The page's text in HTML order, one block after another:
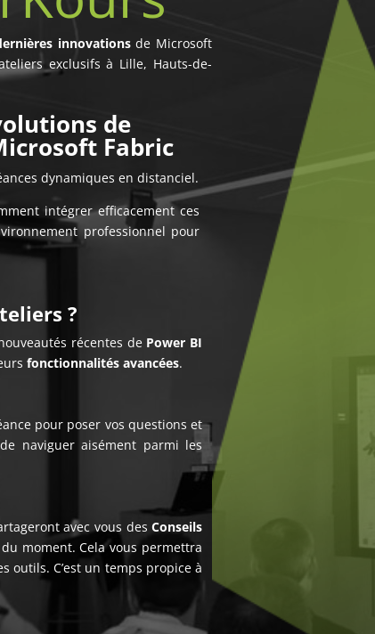
innovationsde Microsoft
exclusifs à Lille, Hauts-de-
de
Fabric
dynamiques en distanciel.
intégrer efficacement ces
professionnel pour
?
récentes de Power BI
fonctionnalités avancées.
pour poser vos questions et
naviguer aisément parmi les
avec vous desConseils
moment.Cela vous permettra
outils. C’est un temps propice à